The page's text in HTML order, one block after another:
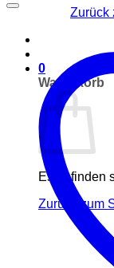
Zurück
0
Warenkorb
Es befinden
Zurück zum